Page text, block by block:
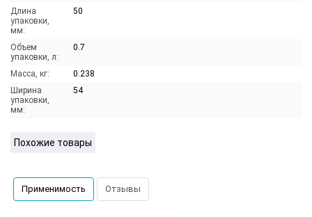
Длина
упаковки,
мм:
50
Объем
упаковки, л:
0.7
Масса, кг:
0.238
Ширина
упаковки,
мм:
54
Похожие товары
Применимость Отзывы